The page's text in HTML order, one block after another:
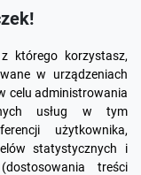
Twojemu
którego korzystasz,
w urządzeniach
celu administrowania
usług w tym
użytkownika,
statystycznych i
treści